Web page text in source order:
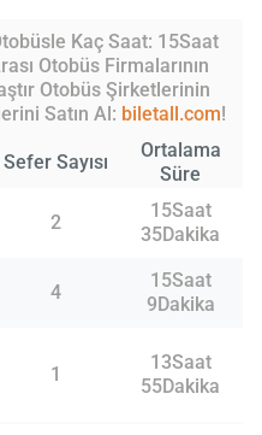
Kaç Saat: 15Saat
Otobüs Firmalarının
Otobüs Şirketlerinin
Satın Al: biletall.com!
Sefer Sayısı
Ortalama
Süre
2
15Saat
35Dakika
4
15Saat
9Dakika
1
13Saat
55Dakika